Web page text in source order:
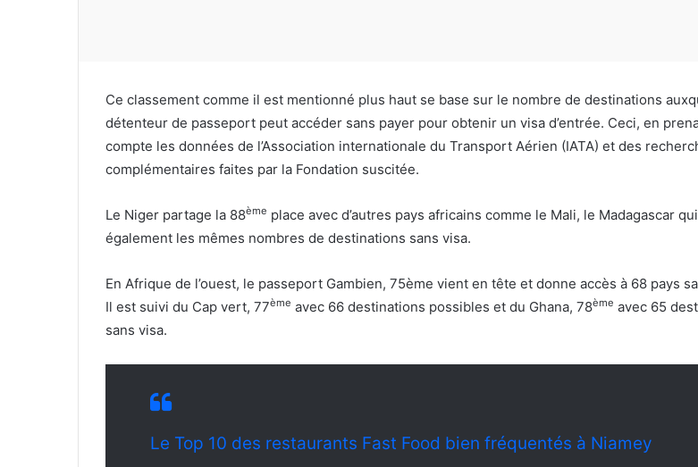
Ce classement comme il est mentionné plus haut se base sur le nombre de destinations
détenteur de passeport peut accéder sans payer pour obtenir un visa d’entrée. Ceci, en
compte les données de l’Association internationale du Transport Aérien (IATA) et des
complémentaires faites par la Fondation suscitée.
Le Niger partage la 88ème place avec d’autres pays africains comme le Mali, le Madagascar
également les mêmes nombres de destinations sans visa.
En Afrique de l’ouest, le passeport Gambien, 75ème vient en tête et donne accès à 68 pays
Il est suivi du Cap vert, 77ème avec 66 destinations possibles et du Ghana, 78ème avec 65
sans visa.
Le Top 10 des restaurants Fast Food bien fréquentés à Niamey